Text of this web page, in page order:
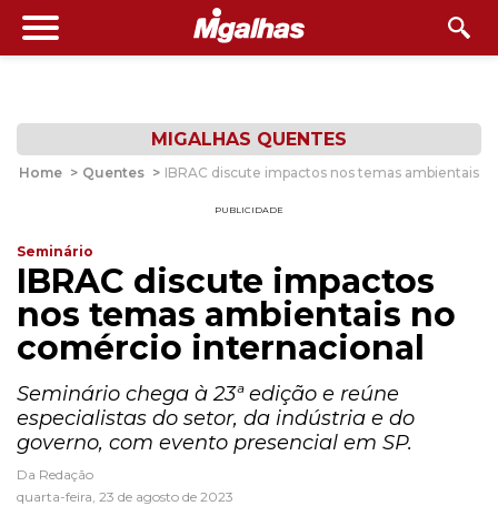
MIGALHAS QUENTES
Home > Quentes > IBRAC discute impactos nos temas ambientais
PUBLICIDADE
Seminário
IBRAC discute impactos
nos temas ambientais no
comércio internacional
Seminário chega à 23ª edição e reúne
especialistas do setor, da indústria e do
governo, com evento presencial em SP.
Da Redação
quarta-feira, 23 de agosto de 2023